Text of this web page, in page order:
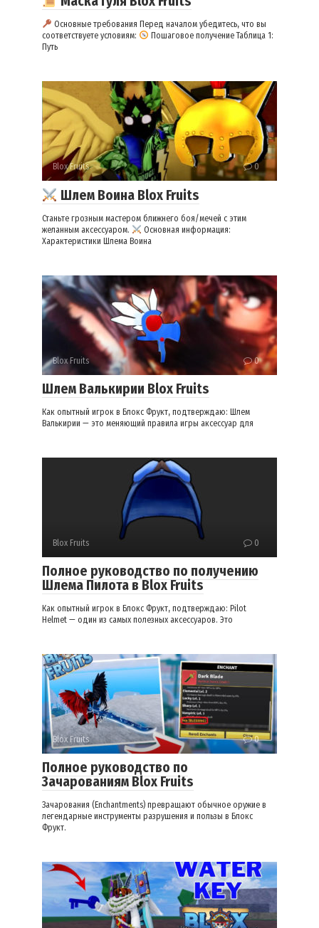
Основные требования Перед началом убедитесь, что вы
соответствуете условиям:
Пошаговое получение Таблица 1:
Путь
Blox Fruits 0
Шлем Воина Blox Fruits
Станьте грозным мастером ближнего боя/мечей с этим
желанным аксессуаром.
Основная информация:
Характеристики Шлема Воина
Blox Fruits 0
Шлем Валькирии Blox Fruits
Как опытный игрок в Блокс Фрукт, подтверждаю: Шлем
Валькирии — это меняющий правила игры аксессуар для
Blox Fruits 0
Полное руководство по получению
Шлема Пилота в Blox Fruits
Как опытный игрок в Блокс Фрукт, подтверждаю: Pilot
Helmet — один из самых полезных аксессуаров. Это
Blox Fruits 0
Полное руководство по
Зачарованиям Blox Fruits
Зачарования (Enchantments) превращают обычное оружие в
легендарные инструменты разрушения и пользы в Блокс
Фрукт.